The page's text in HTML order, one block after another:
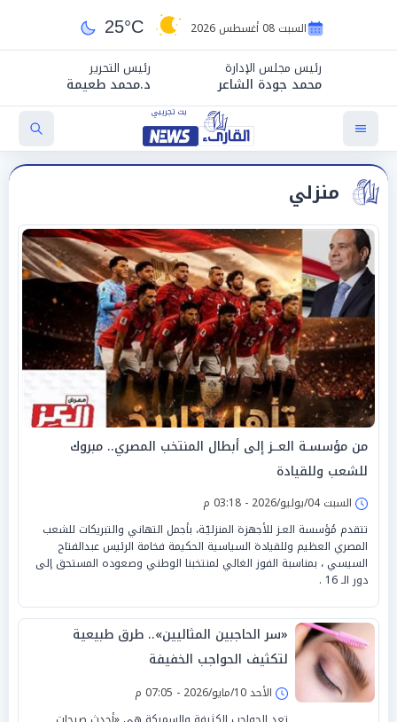
السبت 08 أغسطس 2026 25°C
رئيس مجلس الإدارة
محمد جودة الشاعر
رئيس التحرير
د.محمد طعيمة
منزلي
من مؤسسـة العــز إلى أبطال المنتخب المصري.. مبروك
للشعب وللقيادة
السبت 04/يوليو/2026 - 03:18 م
تتقدم مُؤسسة العـز للأجهزة المنزليّـة، بأجمل التهاني والتبريكات للشعب
المصري العظيم وللقيادة السياسية الحكيمة فخامة الرئيس عبدالفتاح
السيسي ، بمناسبة الفوز الغالي لمنتخبنا الوطني وصعوده المستحق إلى
دور الـ 16 .
«سر الحاجبين المثاليين».. طرق طبيعية
لتكثيف الحواجب الخفيفة
الأحد 10/مايو/2026 - 07:05 م